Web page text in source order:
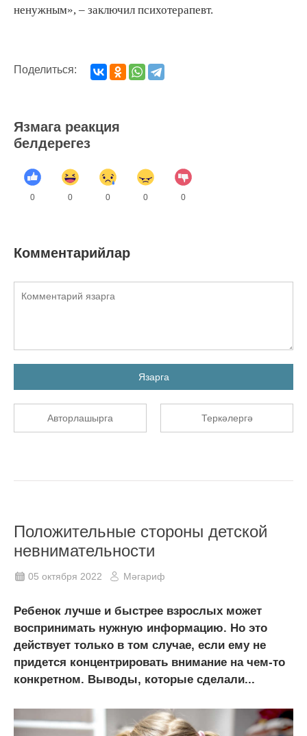
ненужным», – заключил психотерапевт.
Поделиться:
Язмага реакция
белдерегез
0 0 0 0 0
Комментарийлар
Язарга
Авторлашырга Теркәлергә
Положительные стороны детской
невнимательности
05 октября 2022 Мәгариф
Ребенок лучше и быстрее взрослых может
воспринимать нужную информацию. Но это
действует только в том случае, если ему не
придется концентрировать внимание на чем-то
конкретном. Выводы, которые сделали...